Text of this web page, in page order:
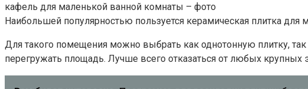
кафель для маленькой ванной комнаты – фото
Наибольшей популярностью пользуется керамическая плитка
Для такого помещения можно выбрать как однотонную плитку,
перегружать площадь. Лучше всего отказаться от любых